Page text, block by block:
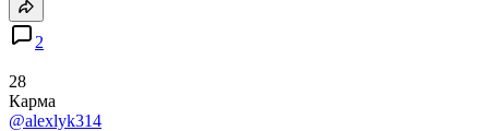
2
28
Карма
@alexlyk314